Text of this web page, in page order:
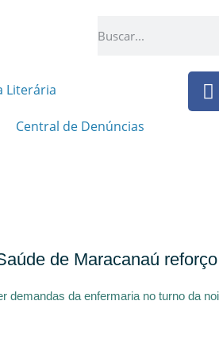
Literária
Central de Denúncias
de Maracanaú
demandas da enfermaria no turno da